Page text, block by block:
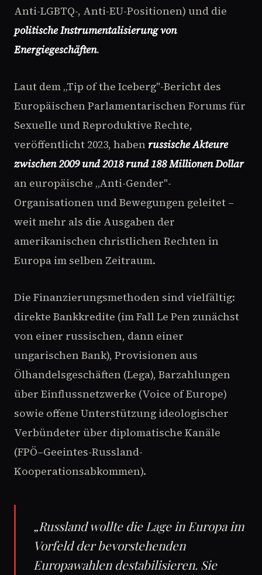
Anti-LGBTQ-, Anti-EU-Positionen) und die
politische Instrumentalisierung von
Energiegeschäften.
Laut dem „Tip of the Iceberg"-Bericht des
Europäischen Parlamentarischen Forums für
Sexuelle und Reproduktive Rechte,
veröffentlicht 2023, haben russische Akteure
zwischen 2009 und 2018 rund 188 Millionen Dollar
an europäische „Anti-Gender"-
Organisationen und Bewegungen geleitet –
weit mehr als die Ausgaben der
amerikanischen christlichen Rechten in
Europa im selben Zeitraum.
Die Finanzierungsmethoden sind vielfältig:
direkte Bankkredite (im Fall Le Pen zunächst
von einer russischen, dann einer
ungarischen Bank), Provisionen aus
Ölhandelsgeschäften (Lega), Barzahlungen
über Einflussnetzwerke (Voice of Europe)
sowie offene Unterstützung ideologischer
Verbündeter über diplomatische Kanäle
(FPÖ–Geeintes-Russland-
Kooperationsabkommen).
„Russland wollte die Lage in Europa im
Vorfeld der bevorstehenden
Europawahlen destabilisieren. Sie